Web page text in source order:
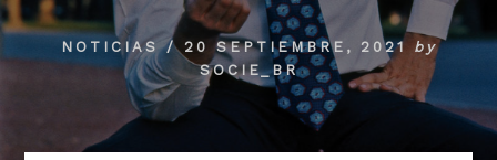
NOTICIAS / 20 SEPTIEMBRE, 2021
by
SOCIE_BR